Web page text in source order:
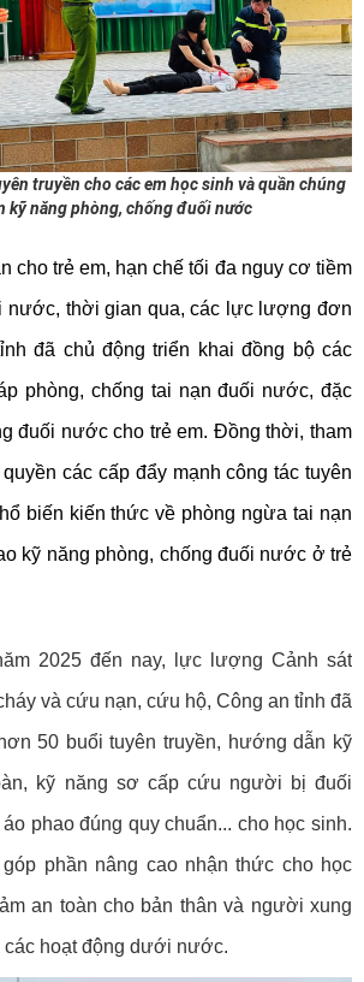
truyền cho các em học sinh và quần chúng
kỹ năng phòng, chống đuối nước
cho trẻ em, hạn chế tối đa nguy cơ tiềm
nước, thời gian qua, các lực lượng đơn
đã chủ động triển khai đồng bộ các
phòng, chống tai nạn đuối nước, đặc
đuối nước cho trẻ em. Đồng thời,tham
các cấp đẩy mạnh công tác tuyên
biến kiến thức về phòng ngừa tai nạn
kỹ năng phòng, chống đuối nước ở trẻ
2025 đến nay, lực lượng Cảnh sát
và cứu nạn, cứu hộ, Công an tỉnh đã
50 buổi tuyên truyền, hướng dẫn kỹ
kỹ năng sơ cấp cứu người bị đuối
phao đúng quy chuẩn... cho học sinh.
phần nâng cao nhận thức cho học
an toàn cho bản thân và người xung
các hoạt động dưới nước.